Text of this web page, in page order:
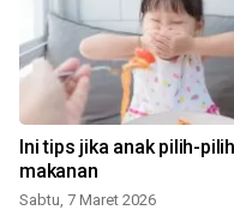
Ini tips jika anak pilih-pilih
makanan
Sabtu, 7 Maret 2026